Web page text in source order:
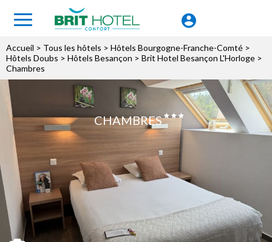
Accueil > Tous les hôtels > Hôtels Bourgogne-Franche-Comté >
Hôtels Doubs > Hôtels Besançon > Brit Hotel Besançon L'Horloge >
Chambres
CHAMBRES